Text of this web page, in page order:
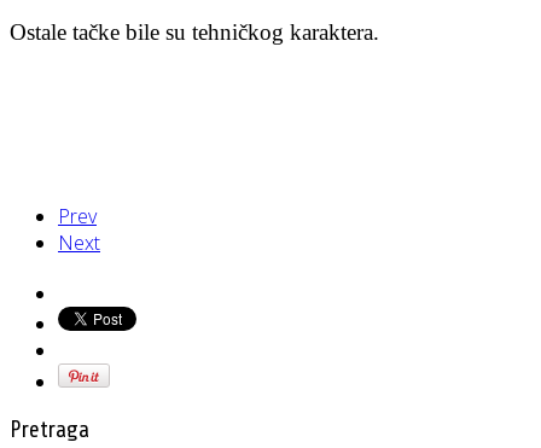
Ostale tačke bile su tehničkog karaktera.
Prev
Next
Pretraga